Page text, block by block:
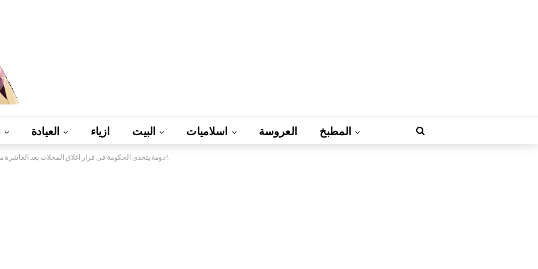
العيادة ازياء البيت اسلاميات العروسة المطبخ
دومة يتحدى الحكومة فى قرار اغلاق المحلات بعد العاشرة مساء.شاهدوا ماذا سيفعل!!